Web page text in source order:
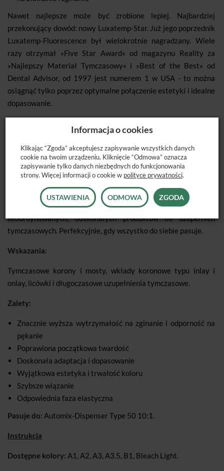
Nawet najlepsze może być zrobione lepiej. Najbardziej
przekonujący dowód: nowy Luxatemp-Star. Już jego poprzednik
Luxatemp-Fluorescence był wielokrotnie nagradzany. Wiele
razy otrzymał »Five Star Award« od magazynu Reality za
»Najlepszy Materiał Tymczasowy« i »Best of the Best« od
Dental Advisor, od 1997 jest numerem 1 w USA - to można
osiągnąć tylko poprzez optymalne połączenie estetyki i idealne
dopasowanie.
wartości odporności na złamanie i wytrzymałości na zginanie
świadczą, iż nigdy wcześniej nie widziano tak stabilnych i
trwałych tymczasówek. Kolejny plus: Luxatemp-Star osiąga
ostateczną twardość nie dłużej niż w 5 minut. Krótszy czas
oczekiwania - większy komfort.
Poza Luxatemp-Star, DMG oferuje również szereg doskonale
skoordynowanych, doskonałych produktów do uzupełnień
tymczasowych. Perfekcyjnie, gdy wszystko do siebie pasuje.
Wskazania:
Tymczasowe korony i mosty, wkłady koronowe typu inlay i
onlay, licówki i długoczasowe uzupełnienia tymczasowe.
Zalety:
Znacznie wyższa wytrzymałość na zginanie i odporność na
pękanie
Poprawiona początkowa twardość
Doskonała adaptacja i dopasowanie
Wyjątkowa estetyka i trwałość koloru
Szybsze wiązanie
Odpowiednia faza elastyczna
Pasuje do: Automix-Dispenser Type 50 10:1.
Instrukcja
Dostępne kolory: A1, A2, A3, A3.5, B1, Bleach Light.
Informacja o cookies
Klikając “Zgoda” akceptujesz zapisywanie wszystkich danych
cookie na twoim urządzeniu. Kliknięcie “Odmowa” oznacza
zapisywanie tylko danych niezbędnych do funkcjonowania
strony. Więcej informacji o cookie w polityce prywatności.
USTAWIENIA ODMOWA ZGODA